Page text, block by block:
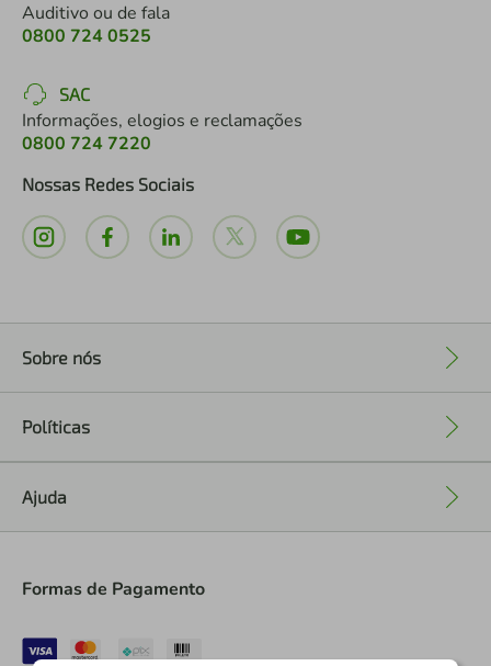
Auditivo ou de fala
0800 724 0525
SAC
Informações, elogios e reclamações
0800 724 7220
Nossas Redes Sociais
Sobre nós
Políticas
Ajuda
Formas de Pagamento